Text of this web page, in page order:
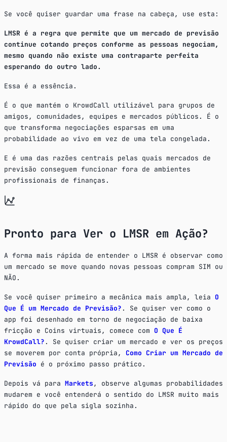
Se você quiser guardar uma frase na cabeça, use esta:
LMSR é a regra que permite que um mercado de previsão
continue cotando preços conforme as pessoas negociam,
mesmo quando não existe uma contraparte perfeita
esperando do outro lado.
Essa é a essência.
É o que mantém o KrowdCall utilizável para grupos de
amigos, comunidades, equipes e mercados públicos. É o
que transforma negociações esparsas em uma
probabilidade ao vivo em vez de uma tela congelada.
E é uma das razões centrais pelas quais mercados de
previsão conseguem funcionar fora de ambientes
profissionais de finanças.
Pronto para Ver o LMSR em Ação?
A forma mais rápida de entender o LMSR é observar como
um mercado se move quando novas pessoas compram SIM ou
NÃO.
Se você quiser primeiro a mecânica mais ampla, leia O
Que É um Mercado de Previsão? . Se quiser ver como o
app foi desenhado em torno de negociação de baixa
fricção e Coins virtuais, comece com O Que É
KrowdCall? . Se quiser criar um mercado e ver os preços
se moverem por conta própria, Como Criar um Mercado de
Previsão é o próximo passo prático.
Depois vá para Markets, observe algumas probabilidades
mudarem e você entenderá o sentido do LMSR muito mais
rápido do que pela sigla sozinha.